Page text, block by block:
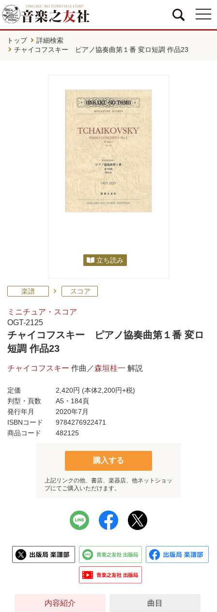
トップ
詳細検索
チャイコフスキー ピアノ協奏曲第１番 変ロ短調 作品23
立ち読み
楽譜 スコア
ミニチュア・スコア
OGT-2125
チャイコフスキー ピアノ協奏曲第１番 変ロ
短調 作品23
チャイコフスキー 作曲／森垣桂一 解説
定価 2,420円 (本体2,200円+税)
判型・頁数
A5・184頁
発行年月
2020年7月
ISBNコード
9784276922471
商品コード
482125
購入する
上記リンクの他、書店、楽器店、他ネットショッ
プにてご購入いただけます。
内容紹介 曲目